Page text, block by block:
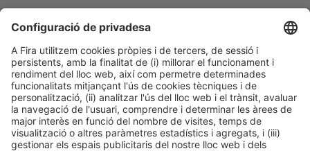
(IBSTT) organitza una jornada en el marc de
Construmat, centrada en la Tecnologia SENSE RASA
(TSR), una solució clau per al desenvolupament
sostenible del sector. Aquesta jornada presencial i
gratuïta serà l’esdeveniment principal del sector a
Barcelona, reunint els actors més rellevants de la
indústria.
Experts d’empreses líders en TSR abordaran els reptes